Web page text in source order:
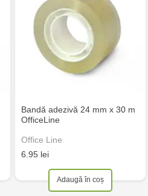
Bandă adezivă 24 mm x 30 m
OfficeLine
Office Line
6.95 lei
Adaugă în coș